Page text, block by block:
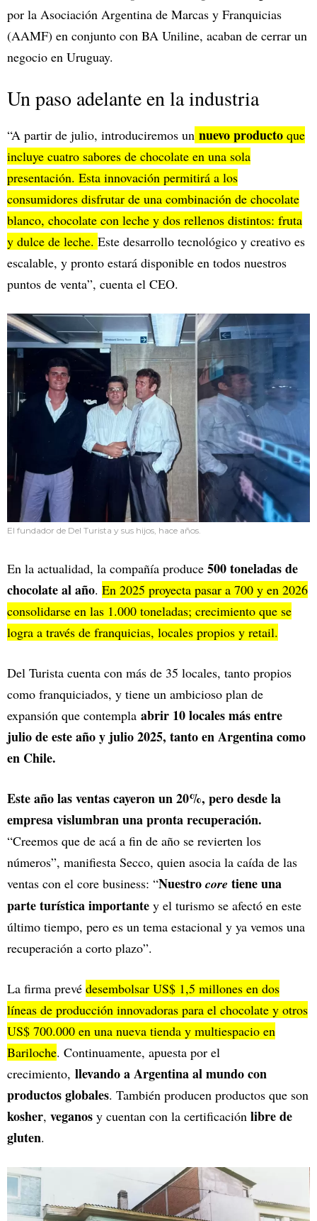
por la Asociación Argentina de Marcas y Franquicias
(AAMF) en conjunto con BA Uniline, acaban de cerrar un
negocio en Uruguay.
Un paso adelante en la industria
“A partir de julio, introduciremos un nuevo producto que
incluye cuatro sabores de chocolate en una sola
presentación. Esta innovación permitirá a los
consumidores disfrutar de una combinación de chocolate
blanco, chocolate con leche y dos rellenos distintos: fruta
y dulce de leche. Este desarrollo tecnológico y creativo es
escalable, y pronto estará disponible en todos nuestros
puntos de venta”, cuenta el CEO.
El fundador de Del Turista y sus hijos, hace años.
En la actualidad, la compañía produce 500 toneladas de
chocolate al año. En 2025 proyecta pasar a 700 y en 2026
consolidarse en las 1.000 toneladas; crecimiento que se
logra a través de franquicias, locales propios y retail.
Del Turista cuenta con más de 35 locales, tanto propios
como franquiciados, y tiene un ambicioso plan de
expansión que contempla abrir 10 locales más entre
julio de este año y julio 2025, tanto en Argentina como
en Chile.
Este año las ventas cayeron un 20%, pero desde la
empresa vislumbran una pronta recuperación.
“Creemos que de acá a fin de año se revierten los
números”, manifiesta Secco, quien asocia la caída de las
ventas con el core business: “Nuestro core tiene una
parte turística importante y el turismo se afectó en este
último tiempo, pero es un tema estacional y ya vemos una
recuperación a corto plazo”.
La firma prevé desembolsar US$ 1,5 millones en dos
líneas de producción innovadoras para el chocolate y otros
US$ 700.000 en una nueva tienda y multiespacio en
Bariloche. Continuamente, apuesta por el
crecimiento, llevando a Argentina al mundo con
productos globales. También producen productos que son
kosher, veganos y cuentan con la certificación libre de
gluten.